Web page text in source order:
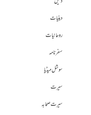
دینیات
روحانیات
سفرنامہ
سوشل میڈیا
سیرت
سیرت صحابہ